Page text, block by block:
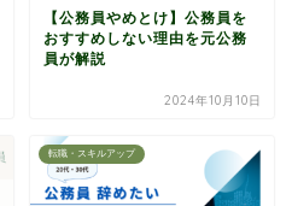
【公務員やめとけ】公務員を
おすすめしない理由を元公務
員が解説
2024年10月10日
転職・スキルアップ